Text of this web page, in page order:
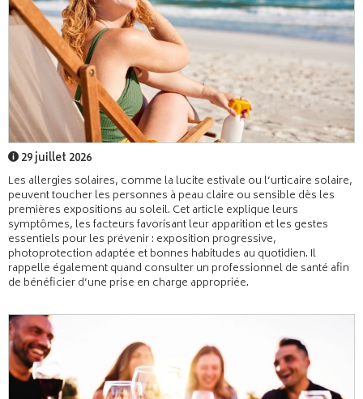
29 juillet 2026
Les allergies solaires, comme la lucite estivale ou l’urticaire solaire,
peuvent toucher les personnes à peau claire ou sensible dès les
premières expositions au soleil. Cet article explique leurs
symptômes, les facteurs favorisant leur apparition et les gestes
essentiels pour les prévenir : exposition progressive,
photoprotection adaptée et bonnes habitudes au quotidien. Il
rappelle également quand consulter un professionnel de santé afin
de bénéficier d’une prise en charge appropriée.